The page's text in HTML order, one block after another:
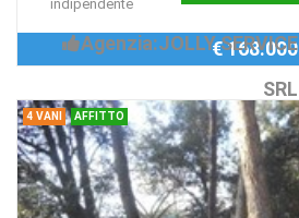
indipendente
Agenzia:JOLLY SERVICE
SRL
€ 168.000
4 VANI AFFITTO